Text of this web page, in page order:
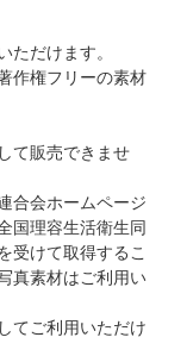
ただけます。
作権フリーの素材
て販売できませ
合会ホームページ
国理容生活衛生同
受けて取得するこ
真素材はご利用い
てご利用いただけ